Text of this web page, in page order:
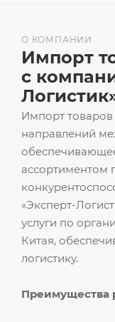
Импорт
направлений
ассортиментом
«Эксперт-
услуги по
Китая,
логистику.
Преимущества
О КОМПАНИИ
Импорт
с